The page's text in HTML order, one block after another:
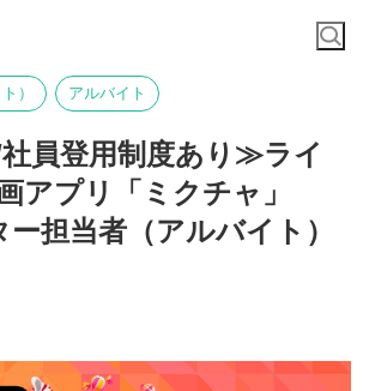
） アルバイト
員登用制度あり≫ライ
アプリ「ミクチャ」
担当者（アルバイト）